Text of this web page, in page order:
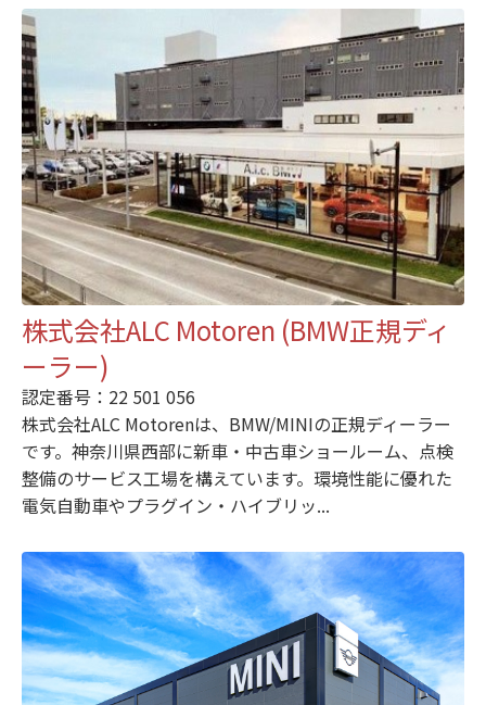
株式会社ALC Motoren (BMW正規ディ
ーラー)
認定番号：22 501 056
株式会社ALC Motorenは、BMW/MINIの正規ディーラー
です。神奈川県西部に新車・中古車ショールーム、点検
整備のサービス工場を構えています。環境性能に優れた
電気自動車やプラグイン・ハイブリッ...